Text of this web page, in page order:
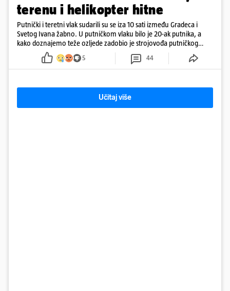
terenu i helikopter hitne
Putnički i teretni vlak sudarili su se iza 10 sati između Gradeca i
Svetog Ivana žabno. U putničkom vlaku bilo je 20-ak putnika, a
kako doznajemo teže ozljede zadobio je strojovođa putničkog
vlaka. Zatvoren je promet, a fotoreporteri Prigorskog objavili su
prve snimke s mjesta sudara
5 44
Učitaj više